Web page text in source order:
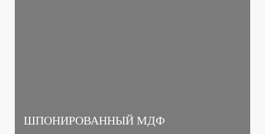
ШПОНИРОВАННЫЙ МДФ